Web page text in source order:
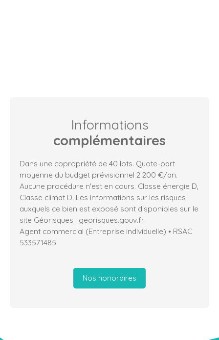
Informations
complémentaires
Dans une copropriété de 40 lots. Quote-part
moyenne du budget prévisionnel 2 200 €/an.
Aucune procédure n'est en cours. Classe énergie D,
Classe climat D. Les informations sur les risques
auxquels ce bien est exposé sont disponibles sur le
site Géorisques : georisques.gouv.fr.
Agent commercial (Entreprise individuelle) • RSAC
533571485
Nos honoraires